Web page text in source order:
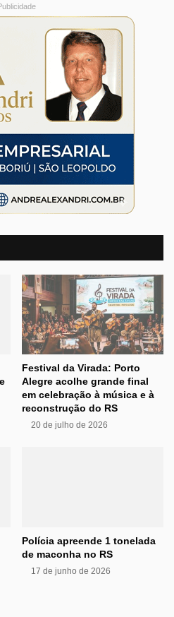
Festival da Virada: Porto
Alegre acolhe grande final
em celebração à música e à
reconstrução do RS
20 de julho de 2026
Polícia apreende 1 tonelada
de maconha no RS
17 de junho de 2026